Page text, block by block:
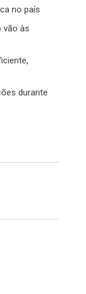
no país
vão às
durante